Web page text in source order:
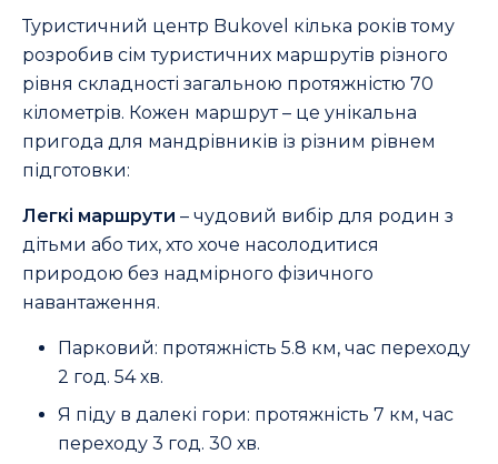
Туристичний центр Bukovel кілька років тому
розробив сім туристичних маршрутів різного
рівня складності загальною протяжністю 70
кілометрів. Кожен маршрут – це унікальна
пригода для мандрівників із різним рівнем
підготовки:
Легкі маршрути – чудовий вибір для родин з
дітьми або тих, хто хоче насолодитися
природою без надмірного фізичного
навантаження.
Парковий: протяжність 5.8 км, час переходу
2 год. 54 хв.
Я піду в далекі гори: протяжність 7 км, час
переходу 3 год. 30 хв.